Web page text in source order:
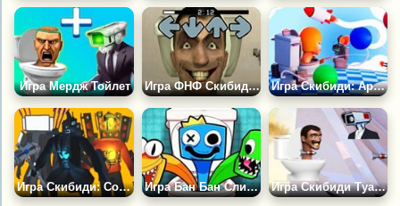
Игра Мердж Тойлет Игра ФНФ Скибиди Туалет Тейковер Игра Скибиди: Арена Туалетов с Булавой 3D
Игра Скибиди: Соревнование Титанов Игра Бан Бан Слияние: Скибиди Мутация Игра Скибиди Туалет Перестрелка